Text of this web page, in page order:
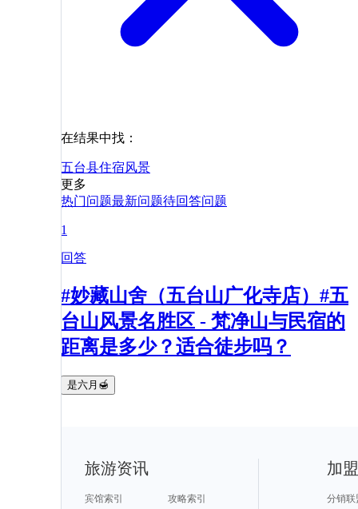
在结果中找：
五台县住宿风景
更多
热门问题最新问题待回答问题
1
回答
#妙藏山舍（五台山广化寺店）#五
台山风景名胜区 - 梵净山与民宿的
距离是多少？适合徒步吗？
是六月🍯
旅游资讯
宾馆索引
攻略索引
加
分销联